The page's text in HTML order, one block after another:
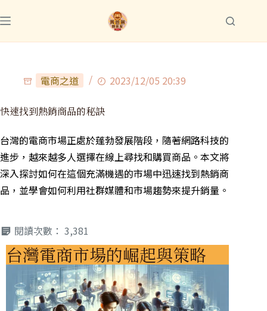
電商之道 2023/12/05 20:39
快速找到熱銷商品的秘訣
台灣的電商市場正處於蓬勃發展階段，隨著網路科技的
進步，越來越多人選擇在線上尋找和購買商品。本文將
深入探討如何在這個充滿機遇的市場中迅速找到熱銷商
品，並學會如何利用社群媒體和市場趨勢來提升銷量。
閱讀次數： 3,381
台灣電商市場的崛起與策略